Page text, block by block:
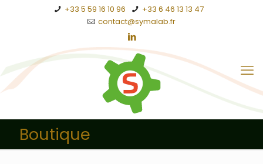
+33 5 59 16 10 96
+33 6 46 13 13 47
contact@symalab.fr
Boutique